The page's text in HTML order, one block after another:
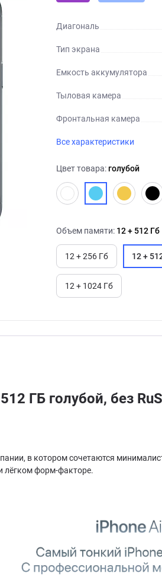
Диагональ
Тип экрана
Емкость аккумулятора
Тыловая камера
Фронтальная камера
Все характеристики
Цвет товара:голубой
Объем памяти: 12 + 512 Гб
12 + 256 Гб 12 +
12 + 1024 Гб
ГБ голубой, без
в котором сочетаются
лёгком форм-факторе.